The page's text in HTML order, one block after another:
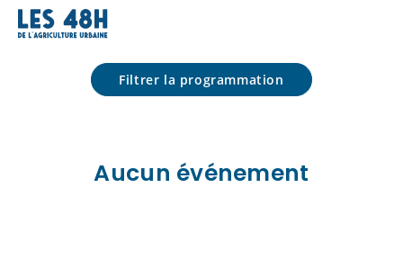
Programmation
Filtrer la programmation
Aucun événement